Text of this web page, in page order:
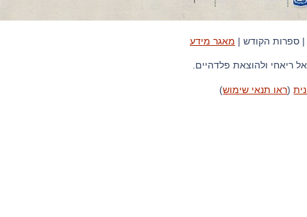
הקודש |מאגר מידע
ולהוצאת פלדהיים.
(ראו תנאי שימוש)